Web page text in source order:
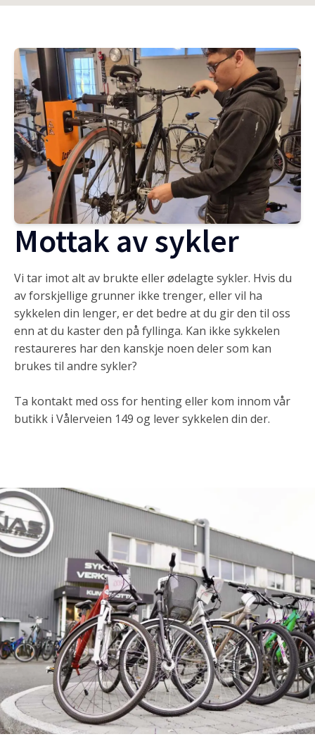
Mottak av sykler
Vi tar imot alt av brukte eller ødelagte sykler. Hvis du
av forskjellige grunner ikke trenger, eller vil ha
sykkelen din lenger, er det bedre at du gir den til oss
enn at du kaster den på fyllinga. Kan ikke sykkelen
restaureres har den kanskje noen deler som kan
brukes til andre sykler?
Ta kontakt med oss for henting eller kom innom vår
butikk i Vålerveien 149 og lever sykkelen din der.